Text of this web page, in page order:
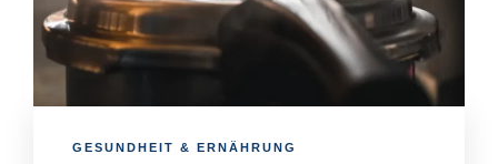
GESUNDHEIT & ERNÄHRUNG